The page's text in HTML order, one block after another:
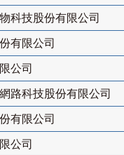
科技股份有限公司
有限公司
公司
路科技股份有限公司
有限公司
公司